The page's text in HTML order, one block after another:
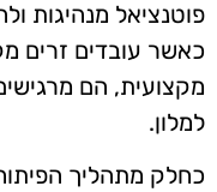
פוטנציאל מנהיגות
כאשר עובדים זרים
מקצועית, הם
למלון.
כחלק מתהליך